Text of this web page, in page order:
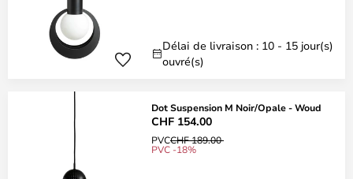
Délai de livraison : 10 - 15 jour(s)
ouvré(s)
Dot Suspension M Noir/Opale - Woud
CHF 154.00
PVCCHF 189.00
PVC -18%